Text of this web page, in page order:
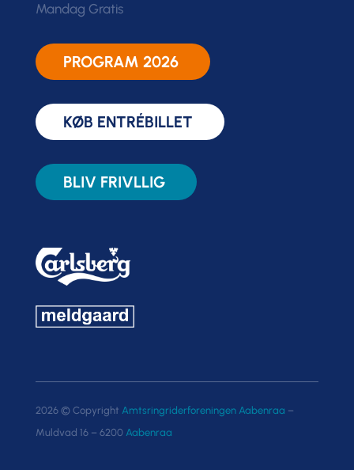
Mandag Gratis
PROGRAM 2026
KØB ENTRÉBILLET
BLIV FRIVLLIG
2026 © Copyright Amtsringriderforeningen Aabenraa –
Muldvad 16 – 6200 Aabenraa